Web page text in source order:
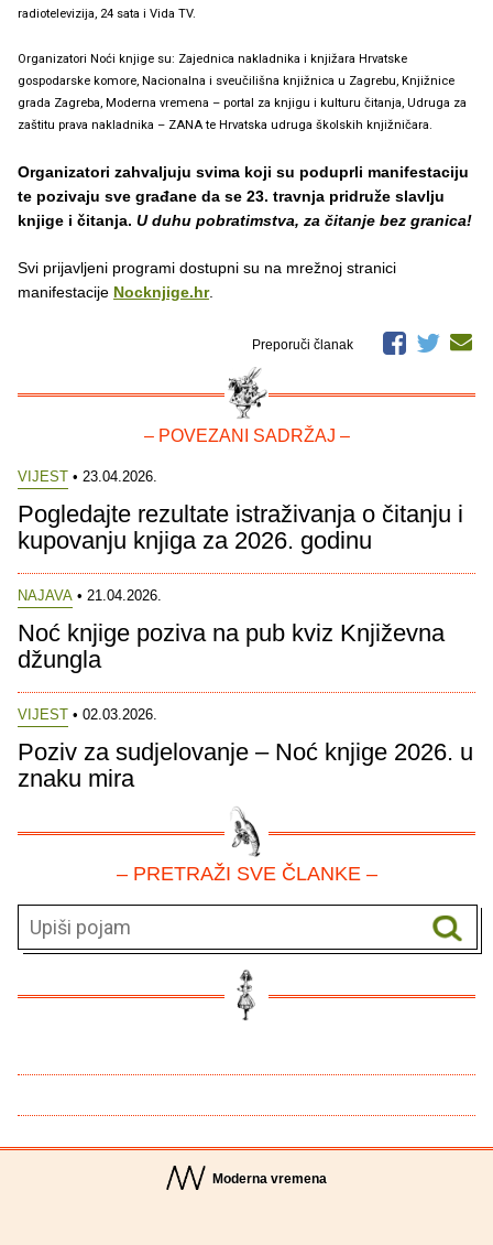
radiotelevizija, 24 sata i Vida TV.
Organizatori Noći knjige su: Zajednica nakladnika i knjižara Hrvatske
gospodarske komore, Nacionalna i sveučilišna knjižnica u Zagrebu, Knjižnice
grada Zagreba, Moderna vremena – portal za knjigu i kulturu čitanja, Udruga za
zaštitu prava nakladnika – ZANA te Hrvatska udruga školskih knjižničara.
Organizatori zahvaljuju svima koji su poduprli manifestaciju
te pozivaju sve građane da se 23. travnja pridruže slavlju
knjige i čitanja. U duhu pobratimstva, za čitanje bez granica!
Svi prijavljeni programi dostupni su na mrežnoj stranici
manifestacije Nocknjige.hr.
Preporuči članak
– POVEZANI SADRŽAJ –
VIJEST • 23.04.2026.
Pogledajte rezultate istraživanja o čitanju i
kupovanju knjiga za 2026. godinu
NAJAVA • 21.04.2026.
Noć knjige poziva na pub kviz Književna
džungla
VIJEST • 02.03.2026.
Poziv za sudjelovanje – Noć knjige 2026. u
znaku mira
– PRETRAŽI SVE ČLANKE –
Moderna vremena